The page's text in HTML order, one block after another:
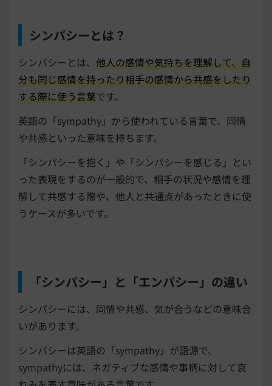
シンパシーとは？
シンパシーとは、 他人の感情や気持ちを理解して、自
分も同じ感情を持ったり相手の感情から共感をしたり
する際に使う言葉です。
英語の「sympathy」から使われている言葉で、同情
や共感といった意味を持ちます。
「シンパシーを抱く」や「シンパシーを感じる」とい
った表現をするのが一般的で、相手の状況や感情を理
解して共感する際や、他人と共通点があったときに使
うケースが多いです。
「シンパシー」と「エンパシー」の違い
シンパシーには、同情や共感、気が合うなどの意味合
いがあります。
シンパシーは英語の「sympathy」が語源で、
sympathyには、ネガティブな感情や事柄に対して哀